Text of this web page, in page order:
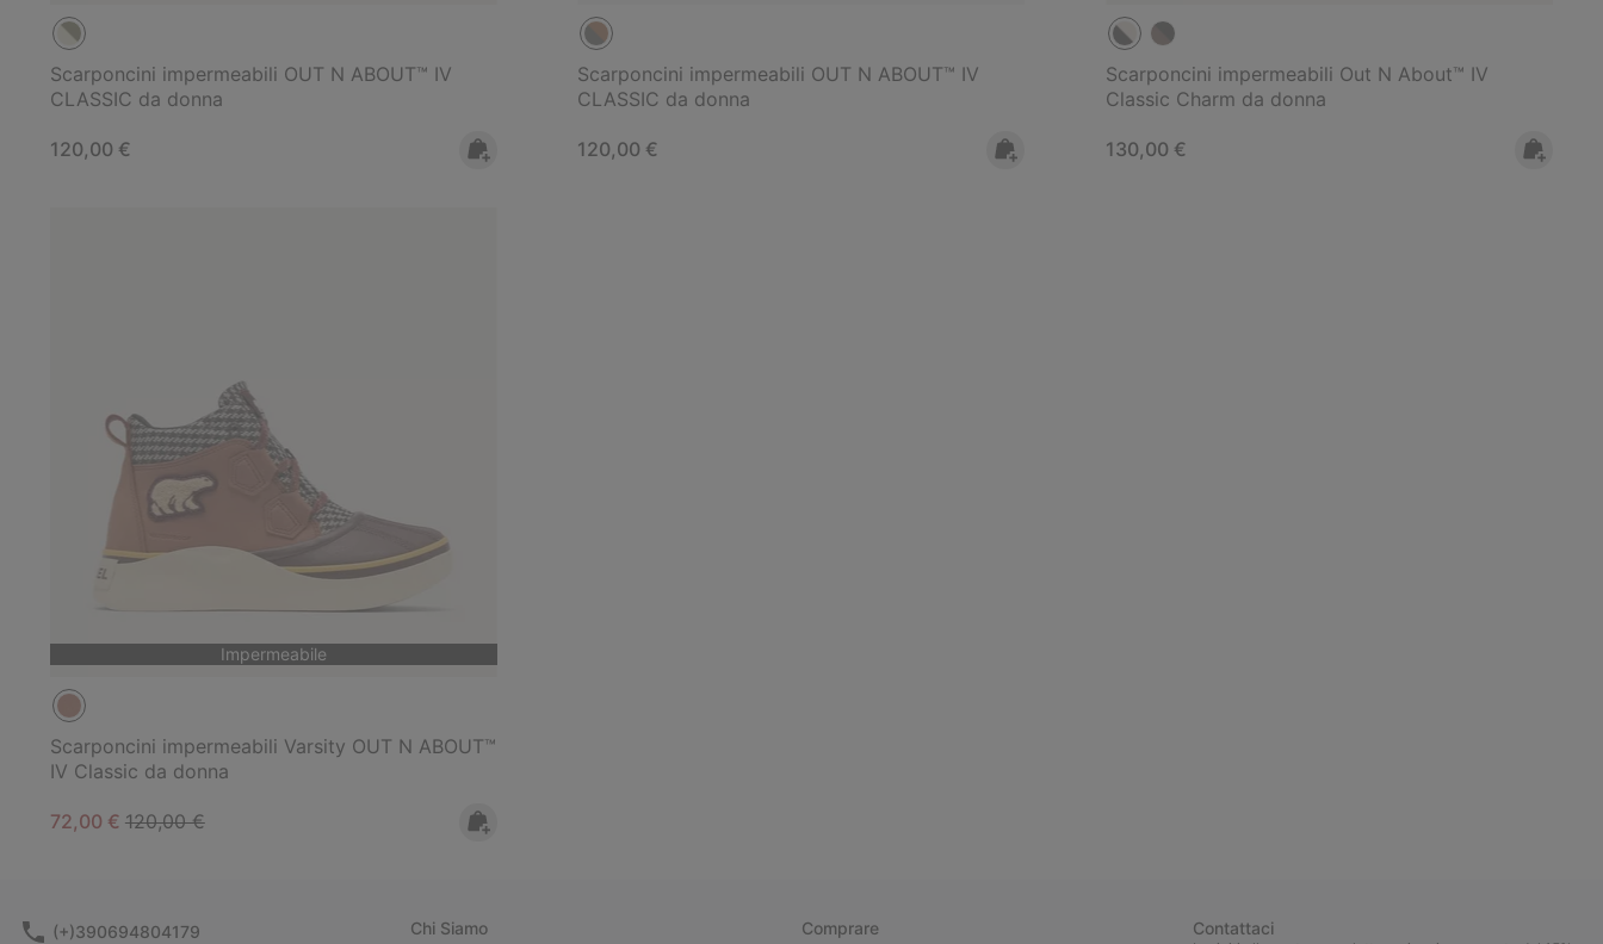
Scarponcini impermeabili OUT N ABOUT™ IV
CLASSIC da donna
Regular price:
120,00 €
Scarponcini impermeabili OUT N ABOUT™ IV
CLASSIC da donna
Regular price:
120,00 €
Scarponcini impermeabili Out N About™ IV
Classic Charm da donna
Regular price:
130,00 €
Impermeabile
Scarponcini impermeabili Varsity OUT N ABOUT™
IV Classic da donna
Sale price:
72,00 € Regular price:
120,00 €
(+)390694804179 Chi Siamo Comprare Contattaci